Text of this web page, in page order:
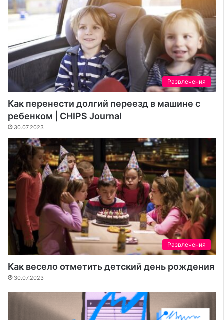
Развлечения
Как перенести долгий переезд в машине с
ребенком | CHIPS Journal
30.07.2023
Развлечения
Как весело отметить детский день рождения
30.07.2023